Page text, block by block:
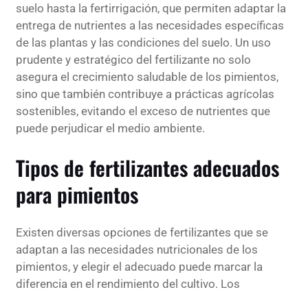
suelo hasta la fertirrigación, que permiten adaptar la
entrega de nutrientes a las necesidades específicas
de las plantas y las condiciones del suelo. Un uso
prudente y estratégico del fertilizante no solo
asegura el crecimiento saludable de los pimientos,
sino que también contribuye a prácticas agrícolas
sostenibles, evitando el exceso de nutrientes que
puede perjudicar el medio ambiente.
Tipos de fertilizantes adecuados
para pimientos
Existen diversas opciones de fertilizantes que se
adaptan a las necesidades nutricionales de los
pimientos, y elegir el adecuado puede marcar la
diferencia en el rendimiento del cultivo. Los